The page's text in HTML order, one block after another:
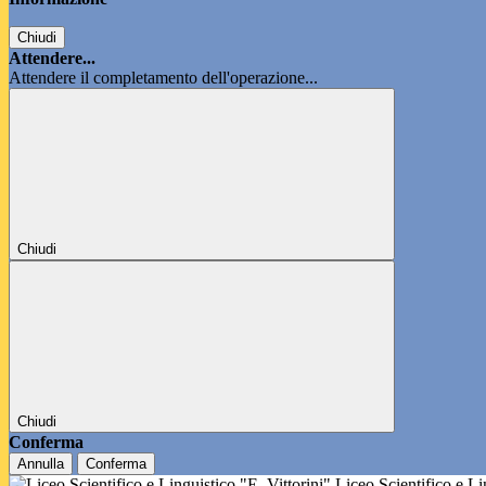
Chiudi
Attendere...
Attendere il completamento dell'operazione...
Chiudi
Chiudi
Conferma
Annulla Conferma